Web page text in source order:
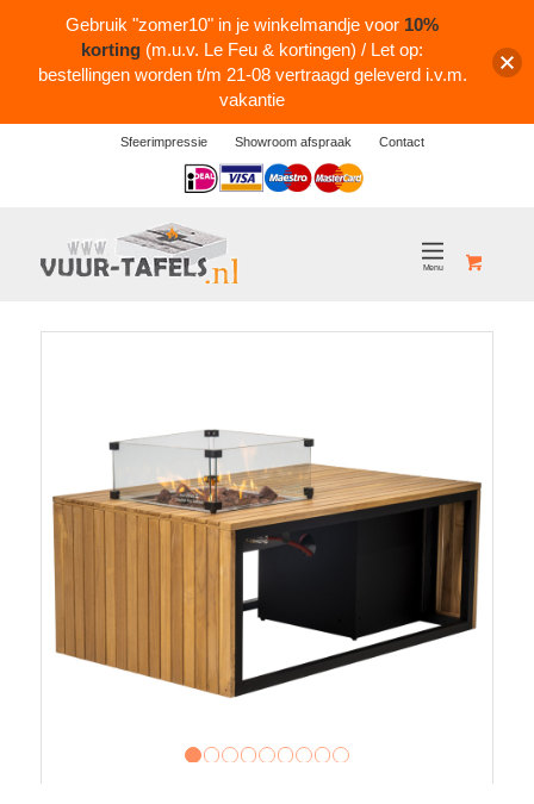
Sfeerimpressie Showroom afspraak Contact
Logos
1 2
Gebruik "zomer10" in je winkelmandje voor 10%
korting (m.u.v. Le Feu & kortingen) / Let op:
bestellingen worden t/m 21-08 vertraagd geleverd i.v.m.
vakantie